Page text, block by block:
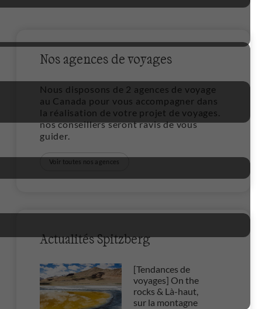
Nos agences de voyages
Nous disposons de 2 agences de voyage
au Canada pour vous accompagner dans
la réalisation de votre projet de voyages.
nos conseillers seront ravis de vous
guider.
Voir toutes nos agences
Actualités Spitzberg
[Tendances de
voyages] On the
rocks & Là-haut,
sur la montagne